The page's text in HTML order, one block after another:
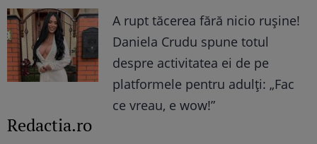
A rupt tăcerea fără nicio rușine!
Daniela Crudu spune totul
despre activitatea ei de pe
platformele pentru adulți: „Fac
ce vreau, e wow!”
Redactia.ro